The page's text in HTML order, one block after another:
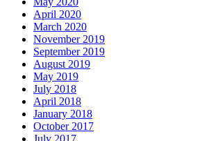
April 2020
March 2020
November 2019
September 2019
August 2019
May 2019
July 2018
April 2018
January 2018
October 2017
July 2017